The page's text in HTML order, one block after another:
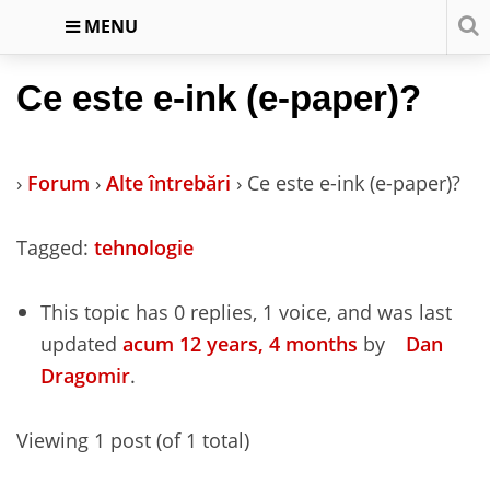
MENU
Ce este e-ink (e-paper)?
› Forum › Alte întrebări › Ce este e-ink (e-paper)?
Tagged: tehnologie
This topic has 0 replies, 1 voice, and was last
updated acum 12 years, 4 months by
Dan
Dragomir.
Viewing 1 post (of 1 total)